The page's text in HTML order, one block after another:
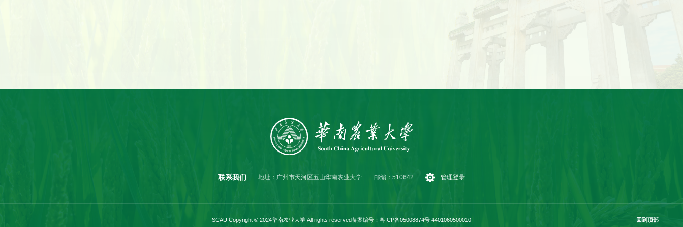
联系我们 地址：广州市天河区五山华南农业大学 邮编：510642 管理登录
SCAU Copyright © 2024华南农业大学 All rights reserved备案编号：粤ICP备05008874号 4401060500010 回到顶部